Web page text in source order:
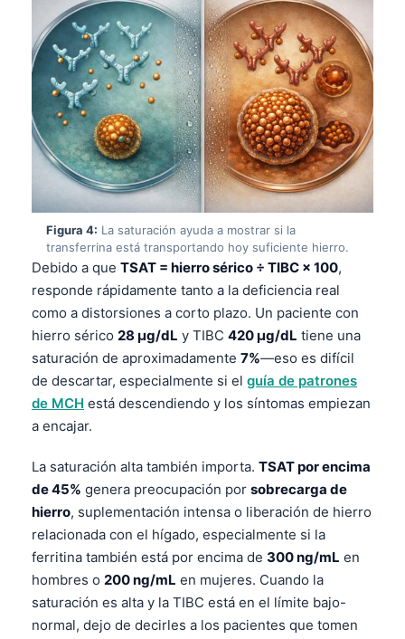
Figura 4: La saturación ayuda a mostrar si la
transferrina está transportando hoy suficiente hierro.
Debido a que TSAT = hierro sérico ÷ TIBC × 100,
responde rápidamente tanto a la deficiencia real
como a distorsiones a corto plazo. Un paciente con
hierro sérico 28 µg/dL y TIBC 420 µg/dL tiene una
saturación de aproximadamente 7%—eso es difícil
de descartar, especialmente si el guía de patrones
de MCH está descendiendo y los síntomas empiezan
a encajar.
La saturación alta también importa. TSAT por encima
de 45% genera preocupación por sobrecarga de
hierro, suplementación intensa o liberación de hierro
relacionada con el hígado, especialmente si la
ferritina también está por encima de 300 ng/mL en
hombres o 200 ng/mL en mujeres. Cuando la
saturación es alta y la TIBC está en el límite bajo-
normal, dejo de decirles a los pacientes que tomen